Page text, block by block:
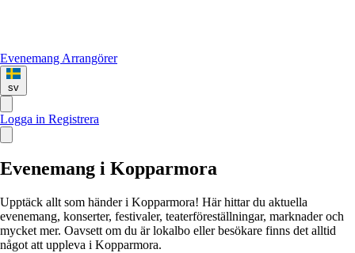
Evenemang Arrangörer
sv
Logga in Registrera
Evenemang i Kopparmora
Upptäck allt som händer i Kopparmora! Här hittar du aktuella
evenemang, konserter, festivaler, teaterföreställningar, marknader och
mycket mer. Oavsett om du är lokalbo eller besökare finns det alltid
något att uppleva i Kopparmora.